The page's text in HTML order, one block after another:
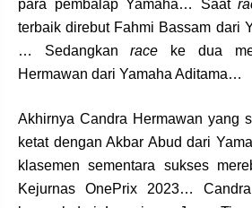
para pembalap Yamaha… Saat
terbaik direbut Fahmi Bassam dari
… Sedangkanrace ke dua
Hermawan dari Yamaha Aditama…
Akhirnya Candra Hermawan yang
ketat dengan Akbar Abud dari
klasemen sementara sukses
Kejurnas OnePrix 2023…